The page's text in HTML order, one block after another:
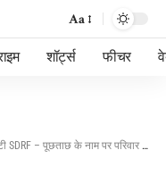
Aa
शॉर्ट्स फीचर
पर परिवार को टारगेट करने का पुलिस पर आरोप !